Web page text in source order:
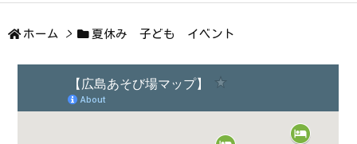
ホーム > 夏休み 子ども イベント